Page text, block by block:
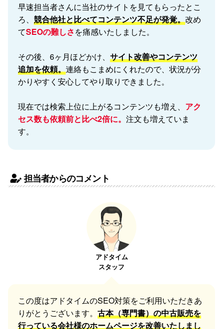
早速担当者さんに当社のサイトを見てもらったとこ
ろ、 競合他社と比べてコンテンツ不足が発覚。改め
てSEOの難しさを痛感いたしました。
その後、6ヶ月ほどかけ、 サイト改善やコンテンツ
追加を依頼。連絡もこまめにくれたので、状況が分
かりやすく安心してやり取りできました。
現在では検索上位に上がるコンテンツも増え、 アク
セス数も依頼前と比べ2倍に。 注文も増えていま
す。
担当者からのコメント
この度はアドタイムのSEO対策をご利用いただきあ
りがとうございます。 古本（専門書）の中古販売を
行っている会社様のホームページを改善いたしまし
アドタイム
スタッフ